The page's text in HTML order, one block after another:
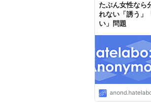
たぶん女性なら
れない「誘う」
い」問題